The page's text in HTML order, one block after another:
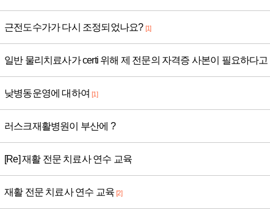
근전도수가가 다시 조정되었나요? [1]
일반 물리치료사가 certi 위해 제 전문의 자격증 사본이 필요하다고
낮병동운영에 대하여 [1]
러스크재활병원이 부산에 ?
[Re] 재활 전문 치료사 연수 교육
재활 전문 치료사 연수 교육 [2]